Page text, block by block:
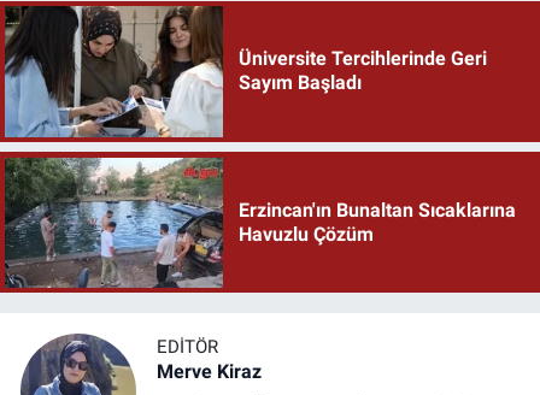
Üniversite Tercihlerinde Geri
Sayım Başladı
Erzincan'ın Bunaltan Sıcaklarına
Havuzlu Çözüm
EDITÖR
Merve Kiraz